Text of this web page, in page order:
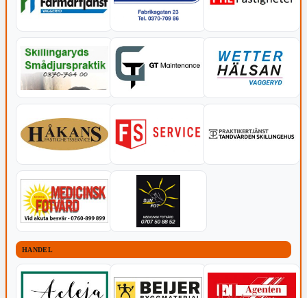
HANDEL